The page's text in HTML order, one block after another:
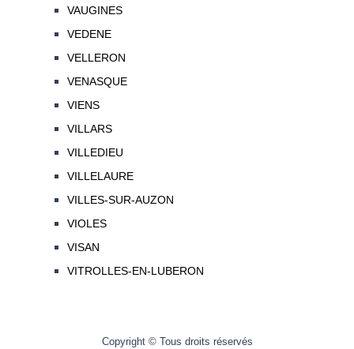
VAUGINES
VEDENE
VELLERON
VENASQUE
VIENS
VILLARS
VILLEDIEU
VILLELAURE
VILLES-SUR-AUZON
VIOLES
VISAN
VITROLLES-EN-LUBERON
Copyright © Tous droits réservés